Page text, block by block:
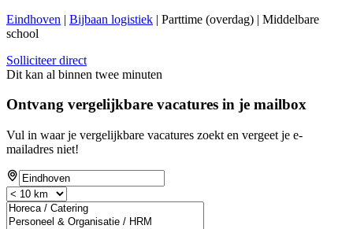
Eindhoven | Bijbaan logistiek | Parttime (overdag) | Middelbare
school
Solliciteer direct
Dit kan al binnen twee minuten
Ontvang vergelijkbare vacatures in je mailbox
Vul in waar je vergelijkbare vacatures zoekt en vergeet je e-
mailadres niet!